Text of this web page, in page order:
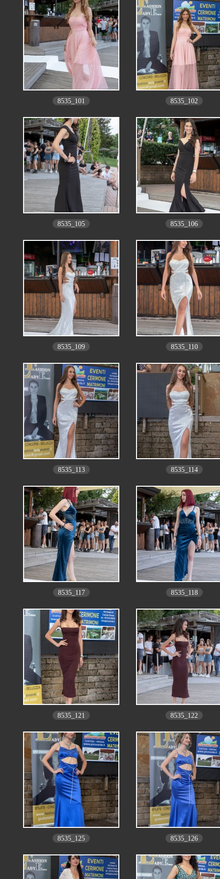
8535_101 8535_102
8535_105 8535_106
8535_109 8535_110
8535_113 8535_114
8535_117 8535_118
8535_121 8535_122
8535_125 8535_126